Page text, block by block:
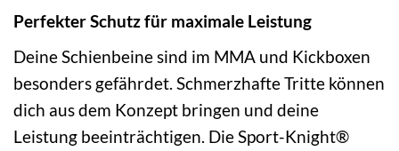
Perfekter Schutz für maximale Leistung
Deine Schienbeine sind im MMA und Kickboxen
besonders gefährdet. Schmerzhafte Tritte können
dich aus dem Konzept bringen und deine
Leistung beeinträchtigen. Die Sport-Knight®